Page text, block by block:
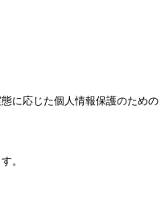
に応じた個人情報保護のための
。